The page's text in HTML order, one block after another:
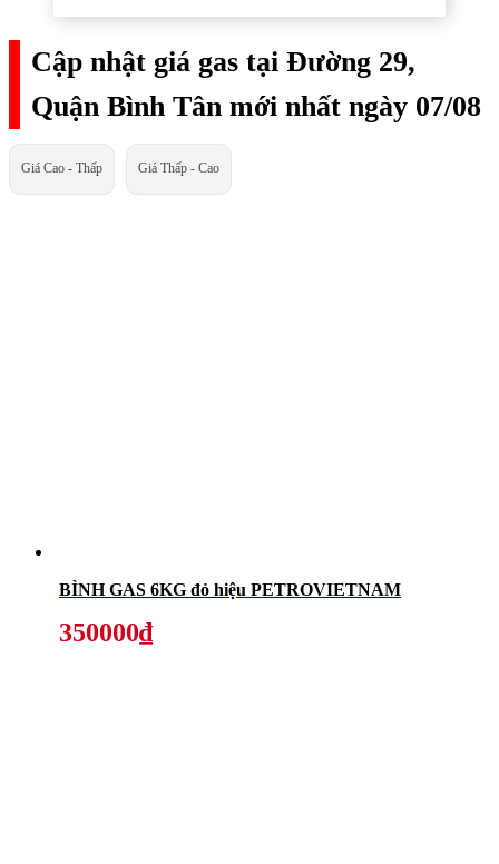
Cập nhật giá gas tại Đường 29,
Quận Bình Tân mới nhất ngày 07/08
Giá Cao - Thấp Giá Thấp - Cao
BÌNH GAS 6KG đỏ hiệu PETROVIETNAM
350000₫